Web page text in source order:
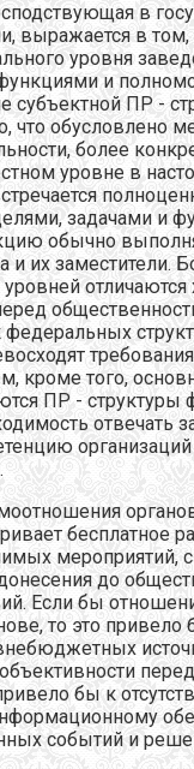
в
выражается в
уровня
и
субъектной ПР -
что обусловлено
более
уровне в
задачами и
обычно
их заместители.
отличаются
кроме того,
ПР - структуры
отвечать
организаций
бесплатное
мероприятий,
до
Если бы
то это привело
бы к
событий и